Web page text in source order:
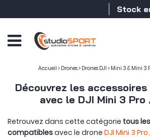
Stock en temps
Accueil > Drones> Drones DJI > Mini 3 & Mini 3
Découvrez les
avec le DJI Mini 3 Pro
Retrouvez dans cette catégorie tous
compatiblesavec le drone DJI Mini 3 Pro